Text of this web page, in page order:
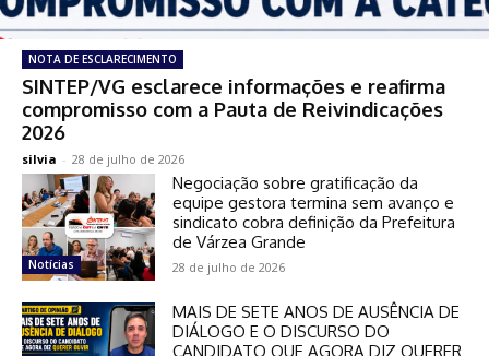
NOTA DE ESCLARECIMENTO
SINTEP/VG esclarece informações e reafirma
compromisso com a Pauta de Reivindicações
2026
silvia - 28 de julho de 2026
Notícias
Negociação sobre gratificação da
equipe gestora termina sem avanço e
sindicato cobra definição da Prefeitura
de Várzea Grande
28 de julho de 2026
MAIS DE SETE ANOS DE AUSÊNCIA DE
DIÁLOGO E O DISCURSO DO
CANDIDATO QUE AGORA DIZ QUERER